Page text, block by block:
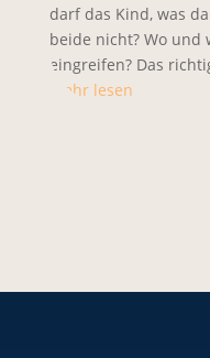
darf das Kind, was
beide nicht? Wo und
eingreifen? Das
mehr lesen